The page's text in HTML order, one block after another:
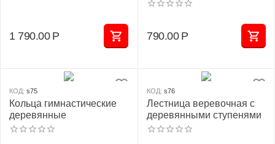
1 790.00 Р 790.00 Р
КОД: s75
Кольца гимнастические
деревянные
КОД: s76
Лестница веревочная с
деревянными ступенями